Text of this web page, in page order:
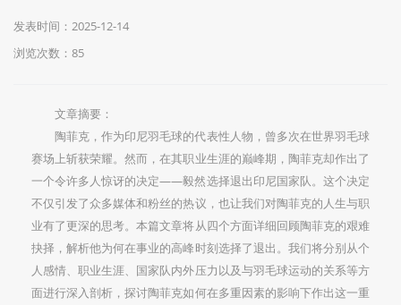
发表时间：2025-12-14
浏览次数：85
文章摘要：
陶菲克，作为印尼羽毛球的代表性人物，曾多次在世界羽毛球
赛场上斩获荣耀。然而，在其职业生涯的巅峰期，陶菲克却作出了
一个令许多人惊讶的决定——毅然选择退出印尼国家队。这个决定
不仅引发了众多媒体和粉丝的热议，也让我们对陶菲克的人生与职
业有了更深的思考。本篇文章将从四个方面详细回顾陶菲克的艰难
抉择，解析他为何在事业的高峰时刻选择了退出。我们将分别从个
人感情、职业生涯、国家队内外压力以及与羽毛球运动的关系等方
面进行深入剖析，探讨陶菲克如何在多重因素的影响下作出这一重